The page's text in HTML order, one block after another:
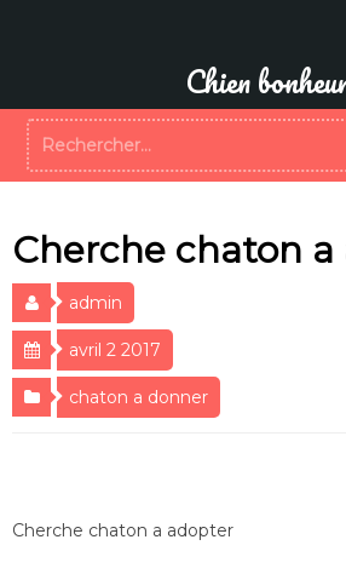
Chien
Cherche chaton
admin
avril 2 2017
chaton a donner
Cherche chaton a adopter
Rechercher :